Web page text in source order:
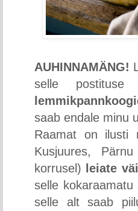
AUHINNAMÄNG!
selle
saab endale minu
Raamat on ilusti
Kusjuures,
korrusel)
leiate
selle kokaraamatu
selle alt saab